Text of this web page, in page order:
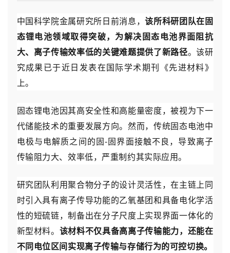
中国科学院金属研究所日前消息，该所科研团队在固
态锂电池领域取得突破，为解决固态电池界面阻抗
大、离子传输效率低的关键难题提供了新路径。该研
究成果已于近日发表在国际学术期刊《先进材料》
上。
固态锂电池因其高安全性和高能量密度，被视为下一
代储能技术的重要发展方向。然而，传统固态电池中
电极与电解质之间的固-固界面接触不良，导致离子
传输阻力大、效率低，严重制约其实际应用。
研究团队利用聚合物分子的设计灵活性，在主链上同
时引入具有离子传导功能的乙氧基团和具备电化学活
性的短硫链，制备出在分子尺度上实现界面一体化的
新型材料。 该材料不仅具备高离子传输能力，还能在
不同电位区间实现离子传输与存储行为的可控切换。